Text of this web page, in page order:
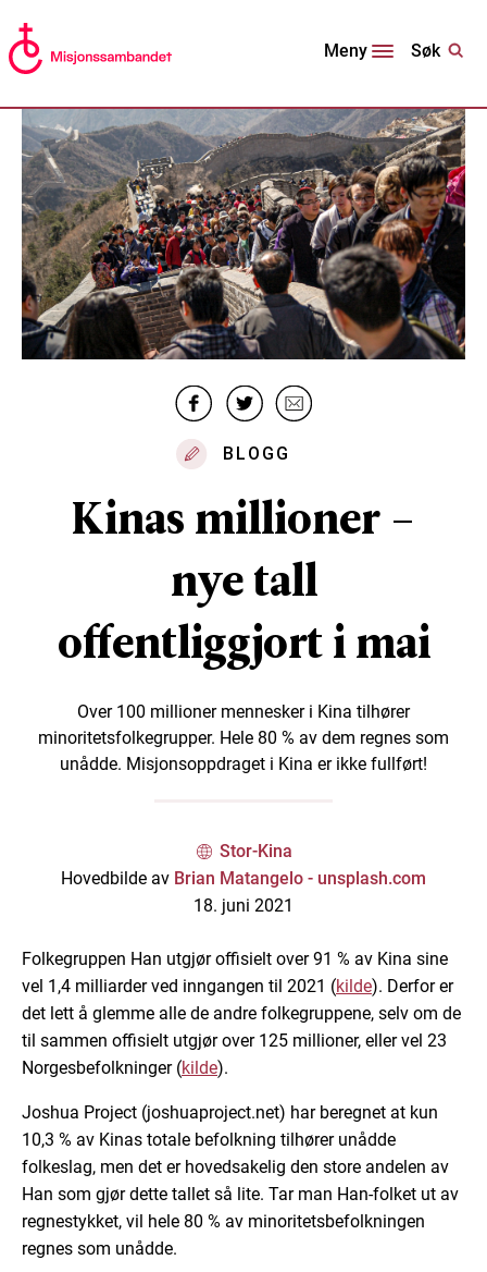
Meny Søk
BLOGG
Kinas millioner –
nye tall
offentliggjort i mai
Over 100 millioner mennesker i Kina tilhører
minoritetsfolkegrupper. Hele 80 % av dem regnes som
unådde. Misjonsoppdraget i Kina er ikke fullført!
Stor-Kina
Hovedbilde av Brian Matangelo - unsplash.com
18. juni 2021
Folkegruppen Han utgjør offisielt over 91 % av Kina sine
vel 1,4 milliarder ved inngangen til 2021 (kilde). Derfor er
det lett å glemme alle de andre folkegruppene, selv om de
til sammen offisielt utgjør over 125 millioner, eller vel 23
Norgesbefolkninger (kilde).
Joshua Project (joshuaproject.net) har beregnet at kun
10,3 % av Kinas totale befolkning tilhører unådde
folkeslag, men det er hovedsakelig den store andelen av
Han som gjør dette tallet så lite. Tar man Han-folket ut av
regnestykket, vil hele 80 % av minoritetsbefolkningen
regnes som unådde.